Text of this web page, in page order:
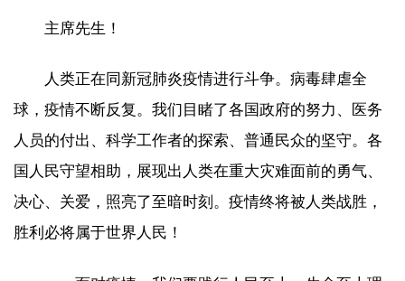
主席先生！
人类正在同新冠肺炎疫情进行斗争。病毒肆虐全
球，疫情不断反复。我们目睹了各国政府的努力、医务
人员的付出、科学工作者的探索、普通民众的坚守。各
国人民守望相助，展现出人类在重大灾难面前的勇气、
决心、关爱，照亮了至暗时刻。疫情终将被人类战胜，
胜利必将属于世界人民！